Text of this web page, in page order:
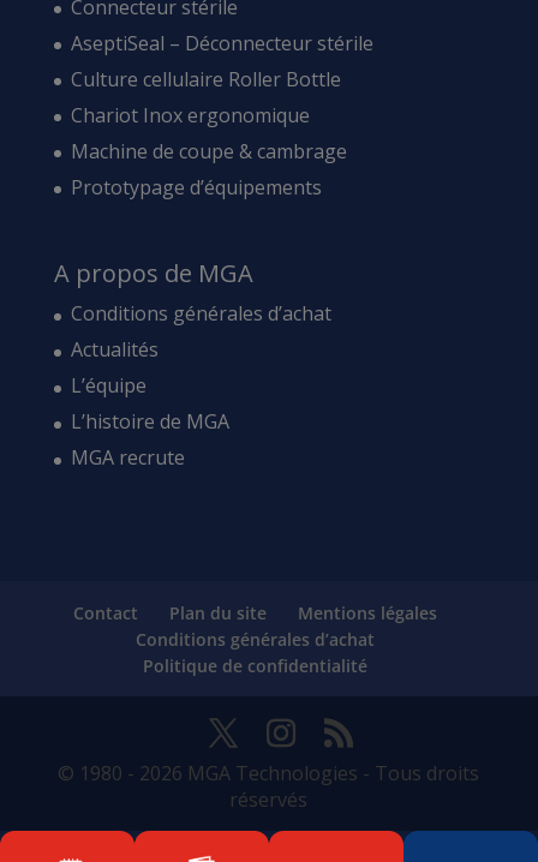
Connecteur stérile
AseptiSeal – Déconnecteur stérile
Culture cellulaire Roller Bottle
Chariot Inox ergonomique
Machine de coupe & cambrage
Prototypage d’équipements
A propos de MGA
Conditions générales d’achat
Actualités
L’équipe
L’histoire de MGA
MGA recrute
Contact Plan du site
Mentions légales
Conditions générales d’achat
Politique de confidentialité
© 1980 - 2026 MGA Technologies - Tous droits
réservés